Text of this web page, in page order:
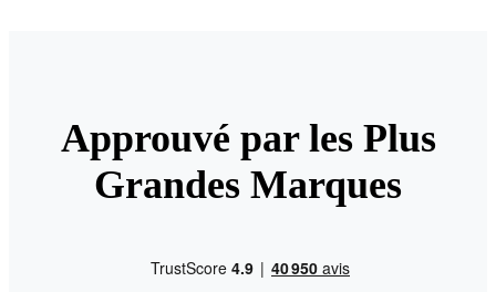
Approuvé par les Plus
Grandes Marques